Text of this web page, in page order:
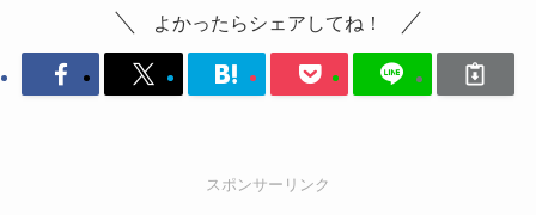
よかったらシェアしてね！
スポンサーリンク